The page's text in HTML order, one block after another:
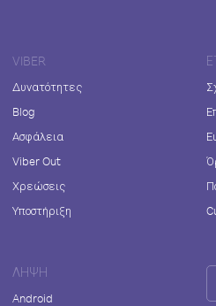
VIBER
Δυνατότητες
Blog
Ασφάλεια
Viber Out
Χρεώσεις
Υποστήριξη
ΛΉΨΗ
Android